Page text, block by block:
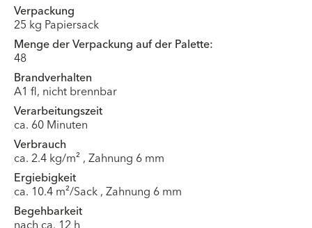
Verpackung
25 kg Papiersack
Menge der Verpackung auf der Palette:
48
Brandverhalten
A1 fl, nicht brennbar
Verarbeitungszeit
ca. 60 Minuten
Verbrauch
ca. 2.4 kg/m² , Zahnung 6 mm
Ergiebigkeit
ca. 10.4 m²/Sack , Zahnung 6 mm
Begehbarkeit